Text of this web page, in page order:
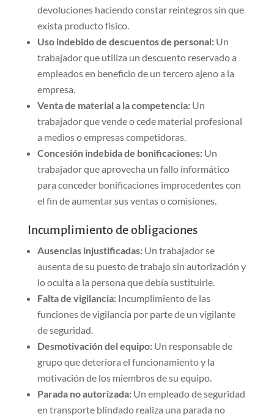
devoluciones haciendo constar reintegros sin que
exista producto físico.
Uso indebido de descuentos de personal:Un
trabajador que utiliza un descuento reservado a
empleados en beneficio de un tercero ajeno a la
empresa.
Venta de material a la competencia:Un
trabajador que vende o cede material profesional
a medios o empresas competidoras.
Concesión indebida de bonificaciones:Un
trabajador que aprovecha un fallo informático
para conceder bonificaciones improcedentes con
el fin de aumentar sus ventas o comisiones.
Incumplimiento de obligaciones
Ausencias injustificadas:Un trabajador se
ausenta de su puesto de trabajo sin autorización y
lo oculta a la persona que debía sustituirle.
Falta de vigilancia:Incumplimiento de las
funciones de vigilancia por parte de un vigilante
de seguridad.
Desmotivación del equipo:Un responsable de
grupo que deteriora el funcionamiento y la
motivación de los miembros de su equipo.
Parada no autorizada:Un empleado de seguridad
en transporte blindado realiza una parada no